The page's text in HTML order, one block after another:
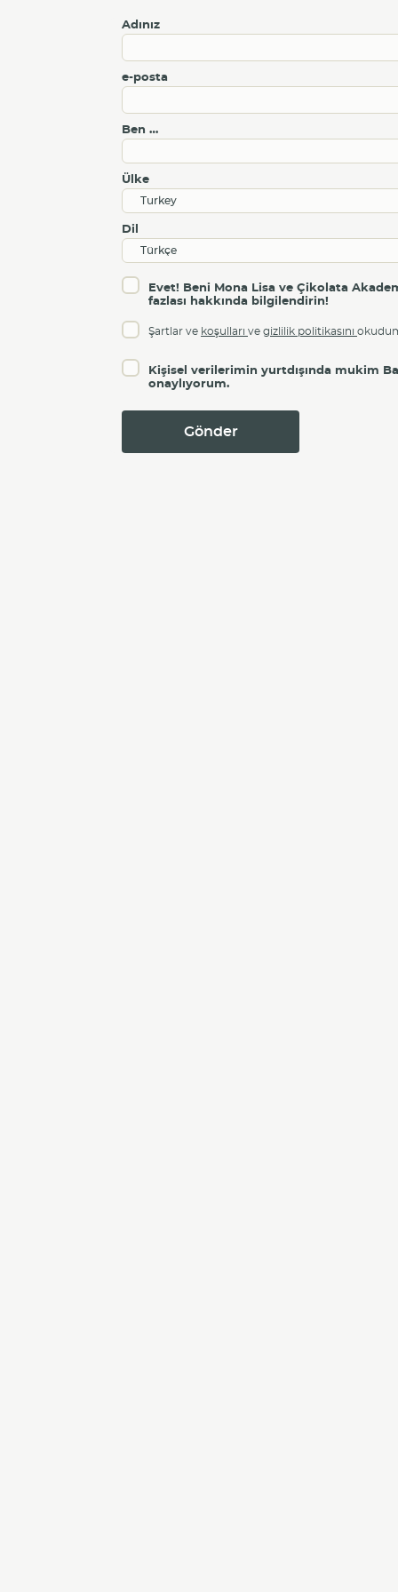
Adınız
e-posta
Ben …
Ülke
Dil
Evet! Beni Mona Lisa ve Çikolata
fazlası hakkında bilgilendirin!
Şartlar ve koşulları ve gizlilik politikasını
Kişisel verilerimin yurtdışında mukim
onaylıyorum.